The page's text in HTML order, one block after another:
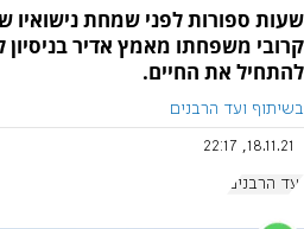
שעות ספורות לפני שמחת נישואיו
קרובי משפחתו מאמץ אדיר בניסיון
להתחיל את החיים.
בשיתוף ועד הרבנים
18.11.21, 22:17
ועד הרבנים